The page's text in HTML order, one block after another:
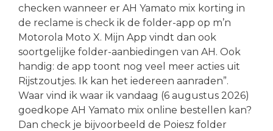
checken wanneer er AH Yamato mix korting in
de reclame is check ik de folder-app op m’n
Motorola Moto X. Mijn App vindt dan ook
soortgelijke folder-aanbiedingen van AH. Ook
handig: de app toont nog veel meer acties uit
Rijstzoutjes. Ik kan het iedereen aanraden”.
Waar vind ik waar ik vandaag (6 augustus 2026)
goedkope AH Yamato mix online bestellen kan?
Dan check je bijvoorbeeld de Poiesz folder